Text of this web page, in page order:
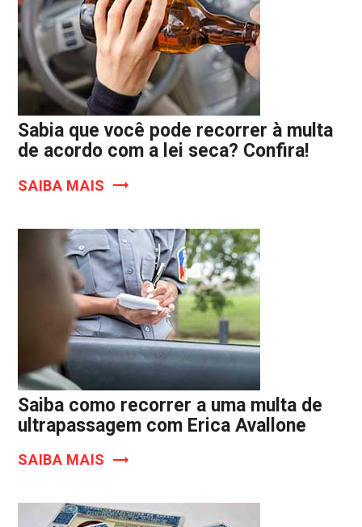
Sabia que você pode recorrer à multa
de acordo com a lei seca? Confira!
SAIBA MAIS
Saiba como recorrer a uma multa de
ultrapassagem com Erica Avallone
SAIBA MAIS